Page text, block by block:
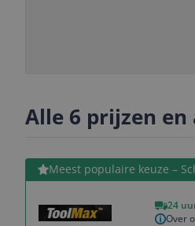
Alle 6 prijzen en
Meest populaire keuze –
24
Over
Bekijk product